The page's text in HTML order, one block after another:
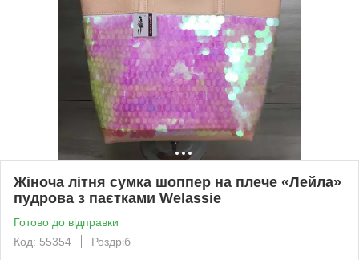
Жіноча літня сумка шоппер на плече «Лейла»
пудрова з паєтками Welassie
Готово до відправки
Код: 55354
Роздріб